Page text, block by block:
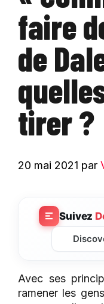
faire
de
tirer ?
20 mai 2021 par
Suivez
Avec ses
ramener les